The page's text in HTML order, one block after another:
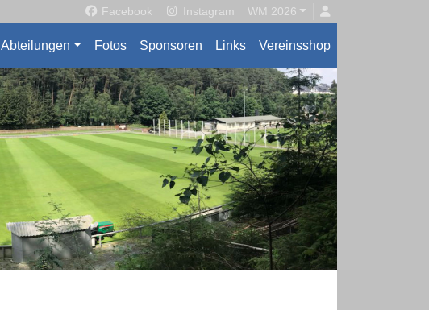
Facebook Instagram WM 2026
Abteilungen Fotos Sponsoren Links Vereinsshop